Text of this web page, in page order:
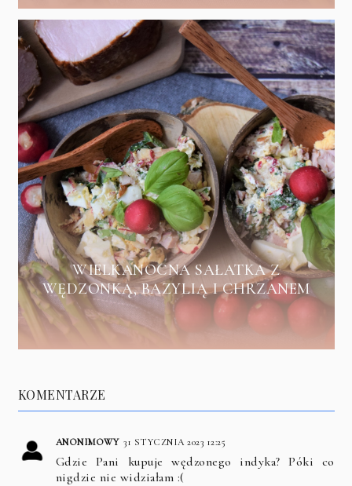
WIELKANOCNA SAŁATKA Z
WĘDZONKĄ, BAZYLIĄ I CHRZANEM
KOMENTARZE
ANONIMOWY 31 STYCZNIA 2023 12:25
Gdzie Pani kupuje wędzonego indyka? Póki co
nigdzie nie widziałam :(